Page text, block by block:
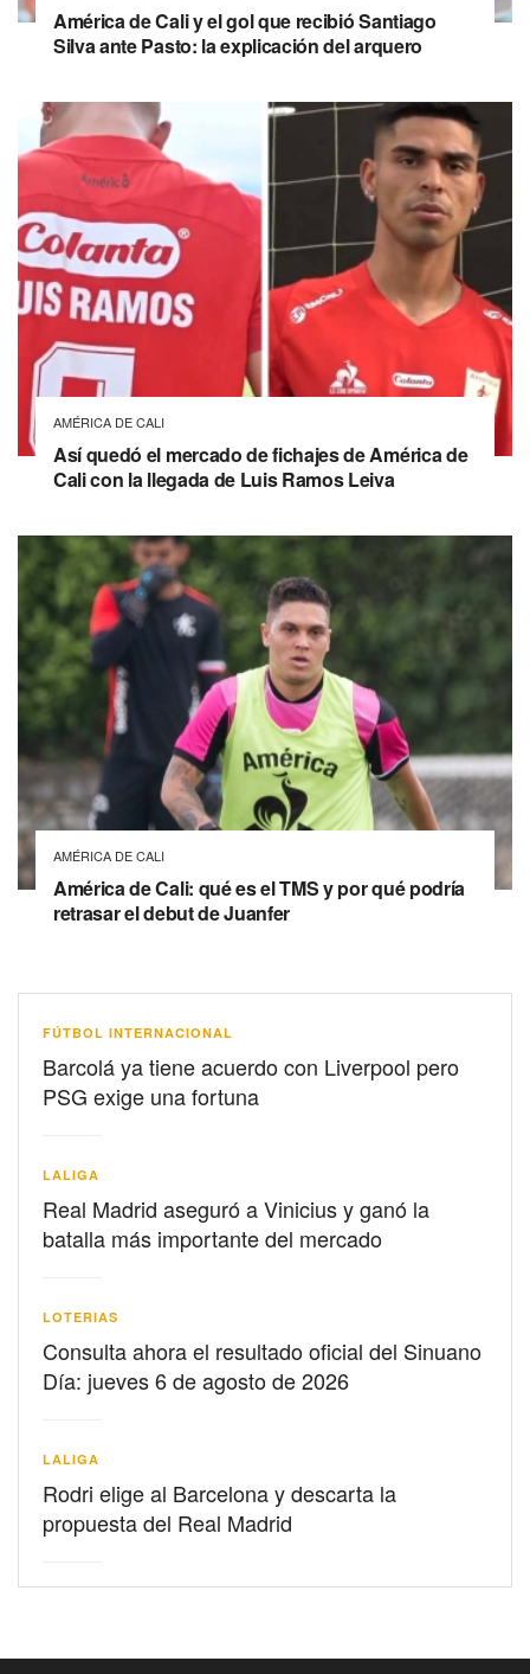
América de Cali y el gol que recibió Santiago
Silva ante Pasto: la explicación del arquero
AMÉRICA DE CALI
Así quedó el mercado de fichajes de América de
Cali con la llegada de Luis Ramos Leiva
AMÉRICA DE CALI
América de Cali: qué es el TMS y por qué podría
retrasar el debut de Juanfer
FÚTBOL INTERNACIONAL
Barcolá ya tiene acuerdo con Liverpool pero
PSG exige una fortuna
LALIGA
Real Madrid aseguró a Vinicius y ganó la
batalla más importante del mercado
LOTERIAS
Consulta ahora el resultado oficial del Sinuano
Día: jueves 6 de agosto de 2026
LALIGA
Rodri elige al Barcelona y descarta la
propuesta del Real Madrid